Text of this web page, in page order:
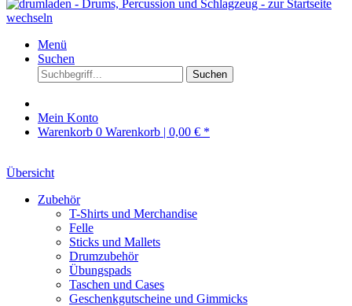
Menü
Suchen
Suchen
Mein Konto
Warenkorb 0 Warenkorb | 0,00 € *
Übersicht
Zubehör
T-Shirts und Merchandise
Felle
Sticks und Mallets
Drumzubehör
Übungspads
Taschen und Cases
Geschenkgutscheine und Gimmicks